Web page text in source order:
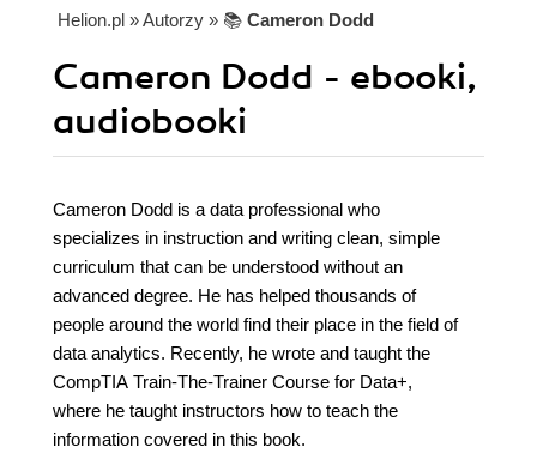
Helion.pl » Autorzy » 📚 Cameron Dodd
Cameron Dodd - ebooki,
audiobooki
Cameron Dodd is a data professional who
specializes in instruction and writing clean, simple
curriculum that can be understood without an
advanced degree. He has helped thousands of
people around the world find their place in the field of
data analytics. Recently, he wrote and taught the
CompTIA Train-The-Trainer Course for Data+,
where he taught instructors how to teach the
information covered in this book.